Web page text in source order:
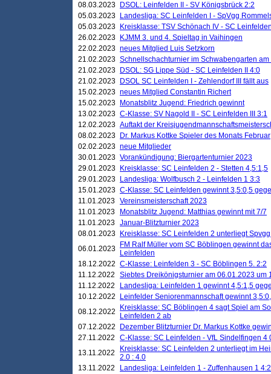
08.03.2023
DSOL: Leinfelden II - SV Königsbrück 2:2
05.03.2023
Landesliga: SC Leinfelden I - SpVgg
05.03.2023
Kreisklasse: TSV Schönach IV - SC
26.02.2023
KJMM 3. und 4. Spieltag in Vaihingen
22.02.2023 neues Mitglied Luis Setzkorn
21.02.2023 Schnellschachturnier im Schwabengarten
21.02.2023
DSOL: SG Lippe Süd - SC Leinfelden II 4:0
21.02.2023
DSOL SC Leinfelden I - Zehlendorf III fällt aus
15.02.2023 neues Mitglied Constantin Richert
15.02.2023
Monatsblitz Jugend: Friedrich gewinnt
13.02.2023 C-Klasse: SV Nagold II - SC Leinfelden III 3:1
12.02.2023 Auftakt der
08.02.2023
Dr. Markus Kottke Spieler des Monats Februar
02.02.2023 neue Mitglieder
30.01.2023 Vorankündigung: Biergartenturnier 2023
29.01.2023
Kreisklasse: SC Leinfelden 2 - Stetten 4,5:1,5
29.01.2023
Landesliga: Wolfbusch 2 - Leinfelden 1 3:3
15.01.2023 C-Klasse: SC Leinfelden gewinnt 3,5:0,5
11.01.2023 Vereinsmeisterschaft 2023
11.01.2023
Monatsblitz Jugend: Matthias gewinnt mit 7/7
11.01.2023 Januar-Blitzturnier 2023
08.01.2023
Kreisklasse: SC Leinfelden 2 unterliegt
06.01.2023
FM Ralf Müller vom SC Böblingen gewinnt
Leinfelden
18.12.2022 C-Klasse: Leinfelden 3 - SC Böblingen 5. 2:2
11.12.2022
Siebtes Dreikönigsturnier am 06.01.2023 um
11.12.2022
Landesliga: Leinfelden 1 gewinnt 4,5:1,5
10.12.2022
Leinfelder Seniorenmannschaft gewinnt
08.12.2022
Kreisklasse: SC Böblingen 4 sagt Spiel am
Leinfelden 2 ab
07.12.2022
Dezember Blitzturnier Dr. Markus Kottke
27.11.2022
C-Klasse: SC Leinfelden - VfL Sindelfingen 4
13.11.2022
Kreisklasse: SC Leinfelden 2 unterliegt im
2.0 : 4.0
13.11.2022
Landesliga: Leinfelden 1 - Zuffenhausen 1 4:2